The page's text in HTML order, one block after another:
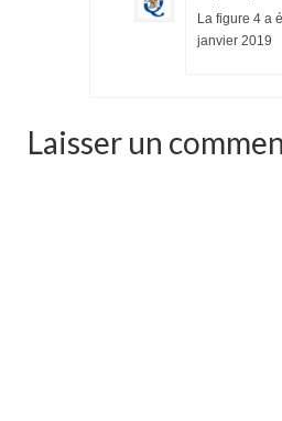
La figure 4 a
janvier 2019
Laisser un